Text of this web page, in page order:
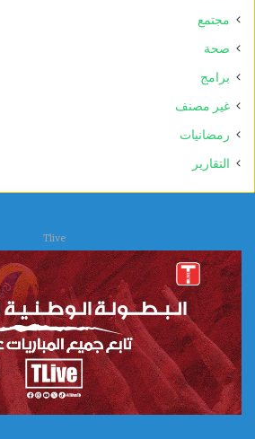
مجتمع
صحة
برامج
غير مصنف
رمضانيات
التقارير
Tlive